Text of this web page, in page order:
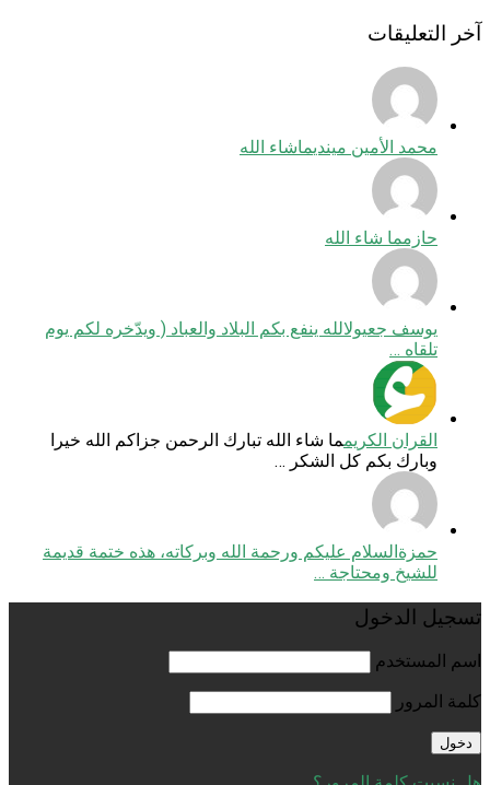
آخر التعليقات
محمد الأمين مينديماشاء الله
حازمما شاء الله
يوسف جعيولالله ينفع بكم البلاد والعباد ( ويدّخره لكم يوم
تلقاه …
القران الكريمما شاء الله تبارك الرحمن جزاكم الله خيرا
وبارك بكم كل الشكر …
حمزةالسلام عليكم ورحمة الله وبركاته، هذه ختمة قديمة
للشيخ ومحتاجة …
تسجيل الدخول
اسم المستخدم
كلمة المرور